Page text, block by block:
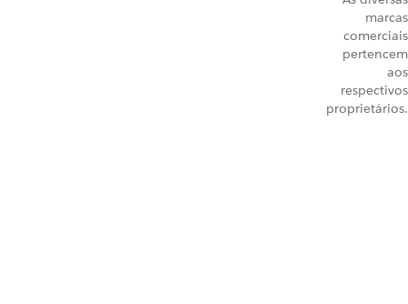
marcas
comerciais
pertencem
aos
respectivos
proprietários.